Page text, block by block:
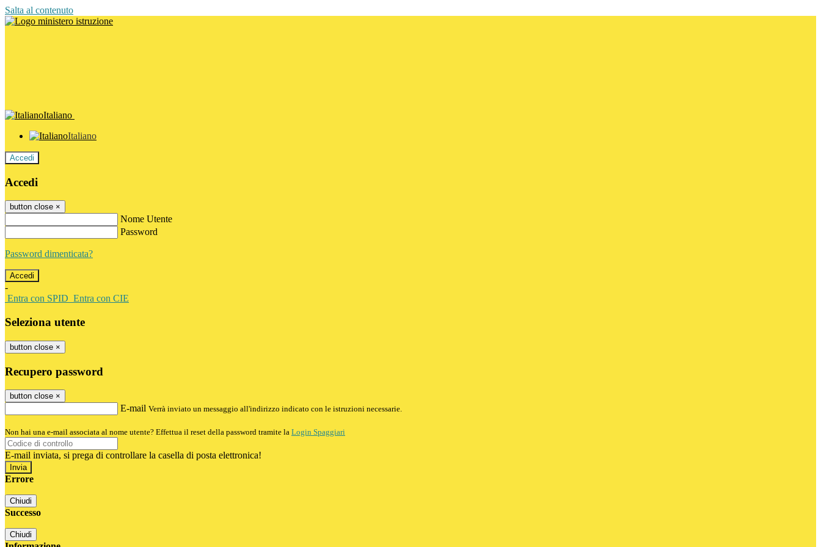
Salta al contenuto
Italiano
Italiano
Accedi
Accedi
button close ×
Nome Utente
Password
Password dimenticata?
-
Entra con SPID Entra con CIE
Seleziona utente
button close ×
Recupero password
button close ×
E-mail Verrà inviato un messaggio all'indirizzo indicato con le istruzioni necessarie.
Non hai una e-mail associata al nome utente? Effettua il reset della password tramite la Login Spaggiari
E-mail inviata, si prega di controllare la casella di posta elettronica!
Errore
Chiudi
Successo
Chiudi